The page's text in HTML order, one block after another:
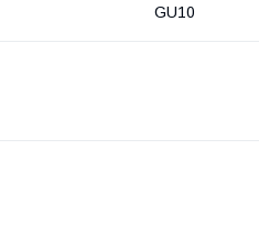
GU10